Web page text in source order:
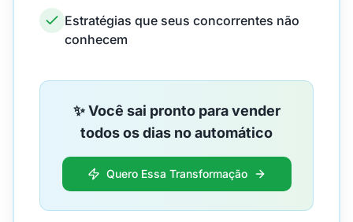
Estratégias que seus concorrentes não
conhecem
✨ Você sai pronto para vender
todos os dias no automático
Quero Essa Transformação